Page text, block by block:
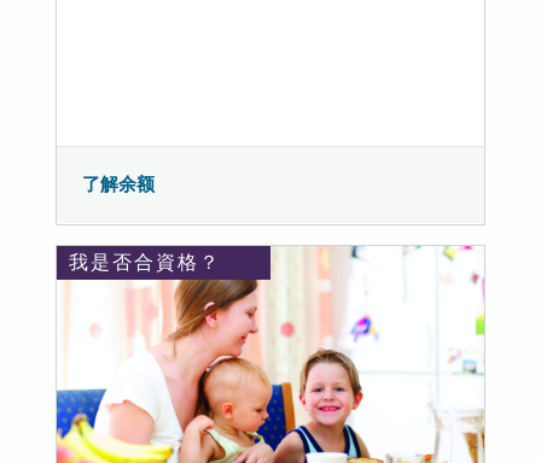
了解余额
我是否合資格？